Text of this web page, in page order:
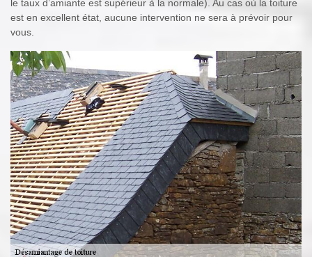
le taux d’amiante est supérieur à la normale). Au cas où la toiture
est en excellent état, aucune intervention ne sera à prévoir pour
vous.